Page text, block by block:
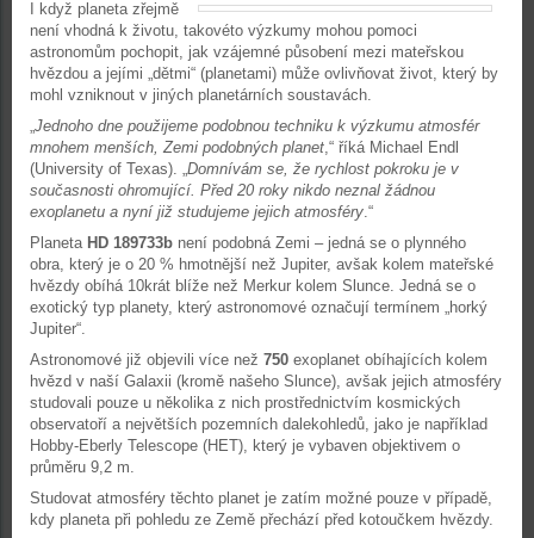
I když planeta zřejmě
není vhodná k životu, takovéto výzkumy mohou pomoci
astronomům pochopit, jak vzájemné působení mezi mateřskou
hvězdou a jejími „dětmi“ (planetami) může ovlivňovat život, který by
mohl vzniknout v jiných planetárních soustavách.
„Jednoho dne použijeme podobnou techniku k výzkumu atmosfér
mnohem menších, Zemi podobných planet,“ říká Michael Endl
(University of Texas). „Domnívám se, že rychlost pokroku je v
současnosti ohromující. Před 20 roky nikdo neznal žádnou
exoplanetu a nyní již studujeme jejich atmosféry.“
Planeta HD 189733b není podobná Zemi – jedná se o plynného
obra, který je o 20 % hmotnější než Jupiter, avšak kolem mateřské
hvězdy obíhá 10krát blíže než Merkur kolem Slunce. Jedná se o
exotický typ planety, který astronomové označují termínem „horký
Jupiter“.
Astronomové již objevili více než 750 exoplanet obíhajících kolem
hvězd v naší Galaxii (kromě našeho Slunce), avšak jejich atmosféry
studovali pouze u několika z nich prostřednictvím kosmických
observatoří a největších pozemních dalekohledů, jako je například
Hobby-Eberly Telescope (HET), který je vybaven objektivem o
průměru 9,2 m.
Studovat atmosféry těchto planet je zatím možné pouze v případě,
kdy planeta při pohledu ze Země přechází před kotoučkem hvězdy.